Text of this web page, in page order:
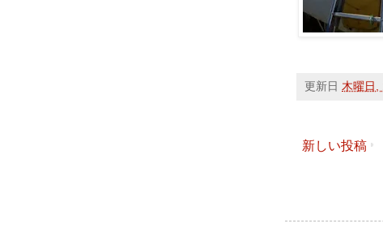
更新日 木曜日,
新しい投稿